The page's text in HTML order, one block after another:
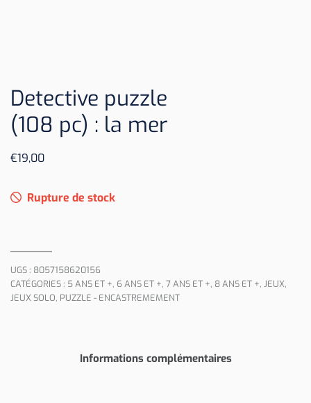
Detective puzzle
(108 pc) : la mer
€19,00
Rupture de stock
UGS : 8057158620156
CATÉGORIES : 5 ANS ET +, 6 ANS ET +, 7 ANS ET +, 8 ANS ET +, JEUX,
JEUX SOLO, PUZZLE - ENCASTREMEMENT
Informations complémentaires